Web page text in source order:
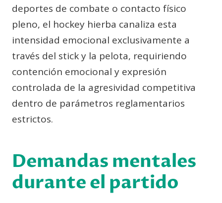
deportes de combate o contacto físico
pleno, el hockey hierba canaliza esta
intensidad emocional exclusivamente a
través del stick y la pelota, requiriendo
contención emocional y expresión
controlada de la agresividad competitiva
dentro de parámetros reglamentarios
estrictos.
Demandas mentales
durante el partido